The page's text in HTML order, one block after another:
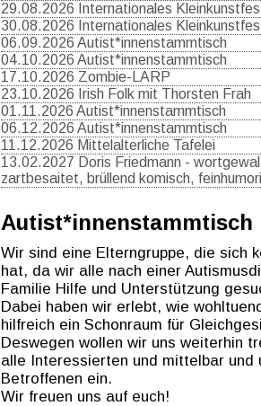
29.08.2026 Internationales
30.08.2026 Internationales
06.09.2026 Autist*innenstammtisch
04.10.2026 Autist*innenstammtisch
17.10.2026 Zombie-LARP
23.10.2026 Irish Folk mit Thorsten Frah
01.11.2026 Autist*innenstammtisch
06.12.2026 Autist*innenstammtisch
11.12.2026 Mittelalterliche Tafelei
13.02.2027 Doris Friedmann -
zartbesaitet, brüllend komisch,
Autist*innenstammtisch
Wir sind eine Elterngruppe, die sich
hat, da wir alle nach einer
Familie Hilfe und Unterstützung
Dabei haben wir erlebt, wie
hilfreich ein Schonraum für
Deswegen wollen wir uns weiterhin
alle Interessierten und mittelbar und
Betroffenen ein.
Wir freuen uns auf euch!